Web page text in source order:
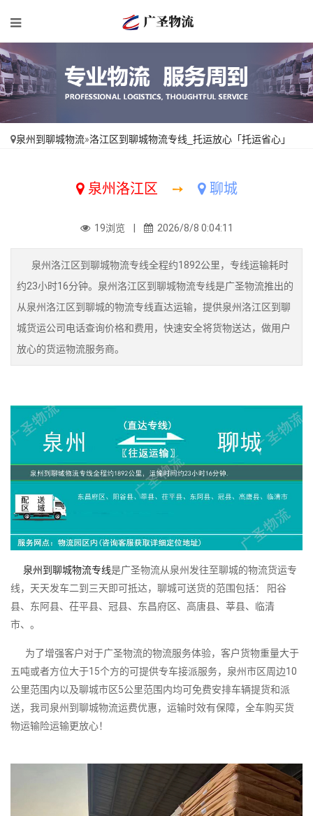
泉州到聊城物流»洛江区到聊城物流专线_托运放心「托运省心」
泉州洛江区 ➙ 聊城
19浏览 | 2026/8/8 0:04:11
泉州洛江区到聊城物流专线全程约1892公里，专线运输耗时
约23小时16分钟。泉州洛江区到聊城物流专线是广圣物流推出的
从泉州洛江区到聊城的物流专线直达运输，提供泉州洛江区到聊
城货运公司电话查询价格和费用，快速安全将货物送达，做用户
放心的货运物流服务商。
泉州到聊城物流专线是广圣物流从泉州发往至聊城的物流货运专
线，天天发车二到三天即可抵达，聊城可送货的范围包括： 阳谷
县、东阿县、茌平县、冠县、东昌府区、高唐县、莘县、临清
市、。
为了增强客户对于广圣物流的物流服务体验，客户货物重量大于
五吨或者方位大于15个方的可提供专车接派服务，泉州市区周边10
公里范围内以及聊城市区5公里范围内均可免费安排车辆提货和派
送，我司泉州到聊城物流运费优惠，运输时效有保障，全车购买货
物运输险运输更放心！